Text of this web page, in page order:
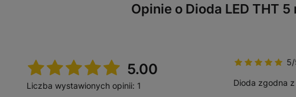
Opinie o Dioda LED THT
5.00
Liczba wystawionych opinii: 1 Dioda zgodna